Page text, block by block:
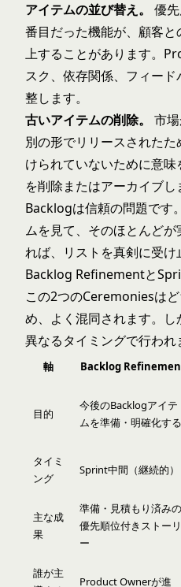
アイテムの並び替え。
優
番目だった機能が、顧客
上することがあります。
スク、依存関係、フィー
整します。
古いアイテムの削除。
市
別の形でリリースされた
けられていないために意
を削除またはアーカイブ
Backlogは信頼の問題です
ムを見て、そのほとんど
れば、リストを真剣に受け
Backlog Refinementと
この2つのCeremoniesは
め、よく混同されます。し
異なるタイミングで行われ
軸 Backlog
目的
今後のBacklogアイテ
ムを準備・明確化する
タイミ
ング
Sprint中間（継続的）
主な成
果
準備・見積もり済みの
優先順位付きストーリ
ー
誰が主
Product Ownerが進